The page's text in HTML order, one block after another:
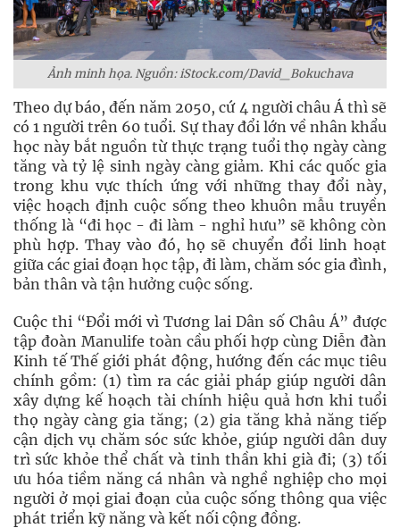
Ảnh minh họa. Nguồn: iStock.com/David_Bokuchava
Theo dự báo, đến năm 2050, cứ 4 người châu Á thì sẽ
có 1 người trên 60 tuổi. Sự thay đổi lớn về nhân khẩu
học này bắt nguồn từ thực trạng tuổi thọ ngày càng
tăng và tỷ lệ sinh ngày càng giảm. Khi các quốc gia
trong khu vực thích ứng với những thay đổi này,
việc hoạch định cuộc sống theo khuôn mẫu truyền
thống là “đi học - đi làm - nghỉ hưu” sẽ không còn
phù hợp. Thay vào đó, họ sẽ chuyển đổi linh hoạt
giữa các giai đoạn học tập, đi làm, chăm sóc gia đình,
bản thân và tận hưởng cuộc sống.
Cuộc thi “Đổi mới vì Tương lai Dân số Châu Á” được
tập đoàn Manulife toàn cầu phối hợp cùng Diễn đàn
Kinh tế Thế giới phát động, hướng đến các mục tiêu
chính gồm: (1) tìm ra các giải pháp giúp người dân
xây dựng kế hoạch tài chính hiệu quả hơn khi tuổi
thọ ngày càng gia tăng; (2) gia tăng khả năng tiếp
cận dịch vụ chăm sóc sức khỏe, giúp người dân duy
trì sức khỏe thể chất và tinh thần khi già đi; (3) tối
ưu hóa tiềm năng cá nhân và nghề nghiệp cho mọi
người ở mọi giai đoạn của cuộc sống thông qua việc
phát triển kỹ năng và kết nối cộng đồng.